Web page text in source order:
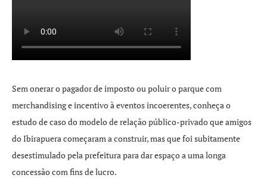
Sem onerar o pagador de imposto ou poluir o parque com
merchandising e incentivo à eventos incoerentes, conheça o
estudo de caso do modelo de relação público-privado que amigos
do Ibirapuera começaram a construir, mas que foi subitamente
desestimulado pela prefeitura para dar espaço a uma longa
concessão com fins de lucro.